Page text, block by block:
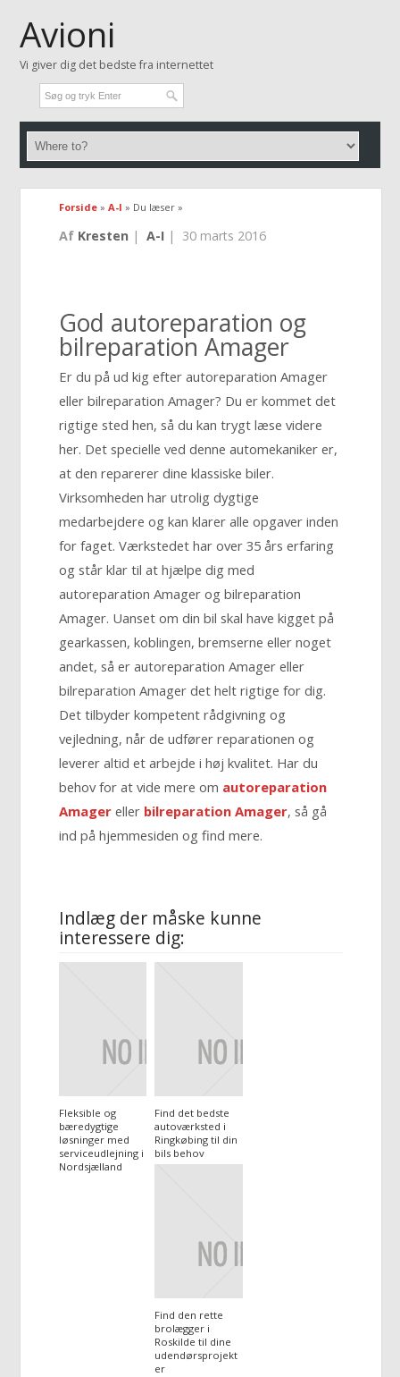
Avioni
Vi giver dig det bedste fra internettet
Forside» A-I » Du læser »
Af Kresten| A-I| 30 marts 2016
God autoreparation og
bilreparation Amager
Er du på ud kig efter autoreparation Amager
eller bilreparation Amager? Du er kommet det
rigtige sted hen, så du kan trygt læse videre
her. Det specielle ved denne automekaniker er,
at den reparerer dine klassiske biler.
Virksomheden har utrolig dygtige
medarbejdere og kan klarer alle opgaver inden
for faget. Værkstedet har over 35 års erfaring
og står klar til at hjælpe dig med
autoreparation Amager og bilreparation
Amager. Uanset om din bil skal have kigget på
gearkassen, koblingen, bremserne eller noget
andet, så er autoreparation Amager eller
bilreparation Amager det helt rigtige for dig.
Det tilbyder kompetent rådgivning og
vejledning, når de udfører reparationen og
leverer altid et arbejde i høj kvalitet. Har du
behov for at vide mere om autoreparation
Amagereller bilreparation Amager, så gå
ind på hjemmesiden og find mere.
Indlæg der måske kunne
interessere dig:
Fleksible og
bæredygtige
løsninger med
serviceudlejning i
Nordsjælland
Find det bedste
autoværksted i
Ringkøbing til din
bils behov
Find den rette
brolægger i
Roskilde til dine
udendørsprojekt
er